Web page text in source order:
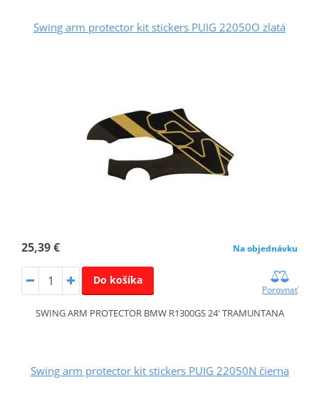
Swing arm protector kit stickers PUIG 22050O zlatá
25,39 € Na objednávku
Do košíka
Porovnať
SWING ARM PROTECTOR BMW R1300GS 24' TRAMUNTANA
Swing arm protector kit stickers PUIG 22050N čierna